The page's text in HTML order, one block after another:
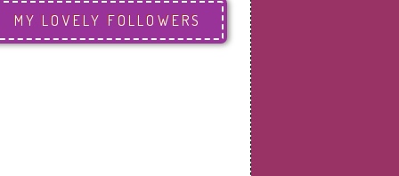
MY LOVELY FOLLOWERS